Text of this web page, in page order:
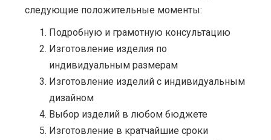
следующие положительные моменты:
Подробную и грамотную консультацию
Изготовление изделия по
индивидуальным размерам
Изготовление изделий с индивидуальным
дизайном
Выбор изделий в любом бюджете
Изготовление в кратчайшие сроки